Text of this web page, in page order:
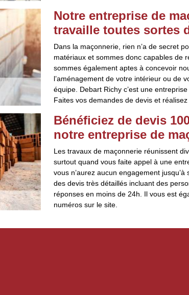
Notre entreprise de
travaille toutes sortes
Dans la maçonnerie, rien n’a de secret
matériaux et sommes donc capables de
sommes également aptes à concevoir
l’aménagement de votre intérieur ou de
équipe. Debart Richy c’est une
Faites vos demandes de devis et
Bénéficiez de devis
notre entreprise de
Les travaux de maçonnerie réunissent
surtout quand vous faite appel à une
vous n’aurez aucun engagement
des devis très détaillés incluant des
réponses en moins de 24h. Il vous est
numéros sur le site.